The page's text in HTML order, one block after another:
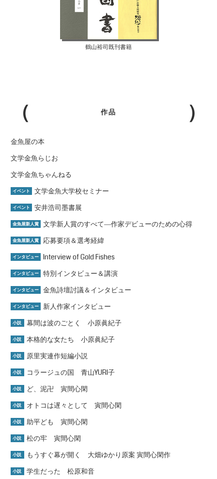
鶴山裕司既刊書籍
作品
金魚屋の本
文学金魚らじお
文学金魚ちゃんねる
イベント 文学金魚大学校セミナー
イベント 安井浩司墨書展
金魚屋新人賞 文学新人賞のすべて―作家デビューのための心得
金魚屋新人賞 応募要項＆選考経緯
インタビュー Interview of Gold Fishes
インタビュー 特別インタビュー＆講演
インタビュー 金魚詩壇討議＆インタビュー
インタビュー 新人作家インタビュー
小説 幕間は波のごとく 小原眞紀子
小説 本格的な女たち 小原眞紀子
小説 原里実連作短編小説
小説 コラージュの国 青山YURI子
小説 ど、泥卍 寅間心閑
小説 オトコは遅々として 寅間心閑
小説 助平ども 寅間心閑
小説 松の牢 寅間心閑
小説 もうすぐ幕が開く 大畑ゆかり原案 寅間心閑作
小説 学生だった 松原和音